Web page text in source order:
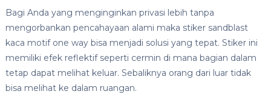
Bagi Anda yang menginginkan privasi lebih tanpa
mengorbankan pencahayaan alami maka stiker sandblast
kaca motif one way bisa menjadi solusi yang tepat. Stiker ini
memiliki efek reflektif seperti cermin di mana bagian dalam
tetap dapat melihat keluar. Sebaliknya orang dari luar tidak
bisa melihat ke dalam ruangan.